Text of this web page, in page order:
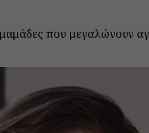
που μεγαλώνουν